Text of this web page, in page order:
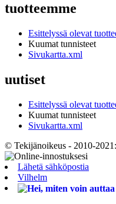
tuotteemme
Esittelyssä olevat
Kuumat tunnisteet
Sivukartta.xml
uutiset
Esittelyssä olevat
Kuumat tunnisteet
Sivukartta.xml
© Tekijänoikeus - 2010-
Lähetä sähköpostia
Vilhelm